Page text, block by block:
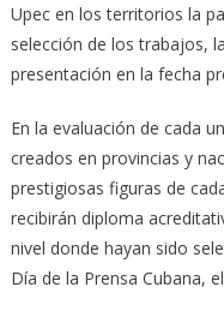
Upec en los territorios la
selección de los trabajos,
presentación en la fecha
En la evaluación de cada
creados en provincias y
prestigiosas figuras de
recibirán diploma
nivel donde hayan sido
Día de la Prensa Cubana,